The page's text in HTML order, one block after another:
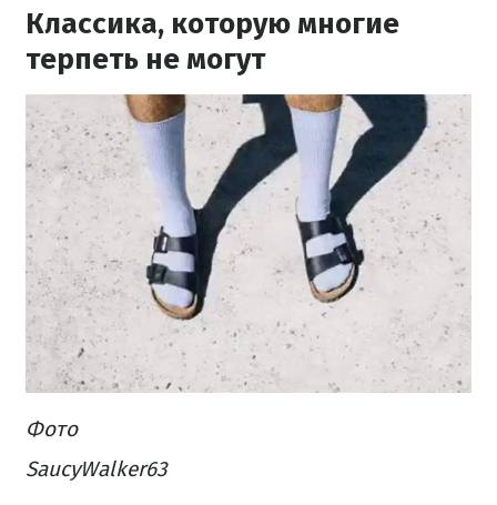
Классика, которую многие
терпеть не могут
Фото
SaucyWalker63